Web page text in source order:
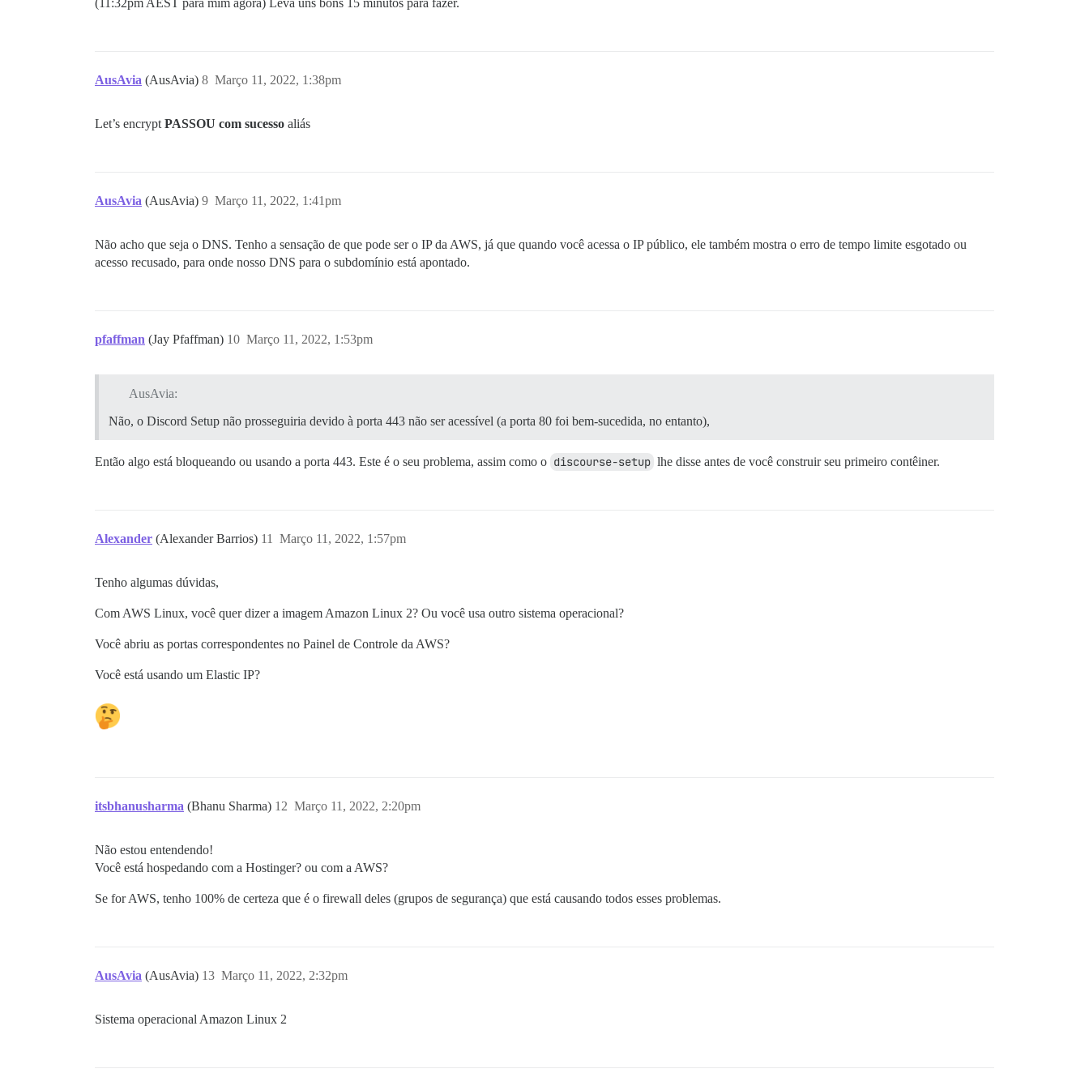
(11:32pm AEST para mim agora) Leva uns bons 15 minutos para fazer.
AusAvia (AusAvia) Março 11, 2022, 1:38pm
8
Let’s encrypt PASSOU com sucesso aliás
AusAvia (AusAvia) Março 11, 2022, 1:41pm
9
Não acho que seja o DNS. Tenho a sensação de que pode ser o IP da AWS, já que quando você acessa o IP público, ele também mostra o erro de tempo limite esgotado ou
acesso recusado, para onde nosso DNS para o subdomínio está apontado.
pfaffman (Jay Pfaffman) Março 11, 2022, 1:53pm
10
AusAvia:
Não, o Discord Setup não prosseguiria devido à porta 443 não ser acessível (a porta 80 foi bem-sucedida, no entanto),
Então algo está bloqueando ou usando a porta 443. Este é o seu problema, assim como o discourse-setup lhe disse antes de você construir seu primeiro contêiner.
Alexander (Alexander Barrios) Março 11, 2022, 1:57pm
11
Tenho algumas dúvidas,
Com AWS Linux, você quer dizer a imagem Amazon Linux 2? Ou você usa outro sistema operacional?
Você abriu as portas correspondentes no Painel de Controle da AWS?
Você está usando um Elastic IP?
itsbhanusharma (Bhanu Sharma) Março 11, 2022, 2:20pm
12
Não estou entendendo!
Você está hospedando com a Hostinger? ou com a AWS?
Se for AWS, tenho 100% de certeza que é o firewall deles (grupos de segurança) que está causando todos esses problemas.
AusAvia (AusAvia) Março 11, 2022, 2:32pm
13
Sistema operacional Amazon Linux 2